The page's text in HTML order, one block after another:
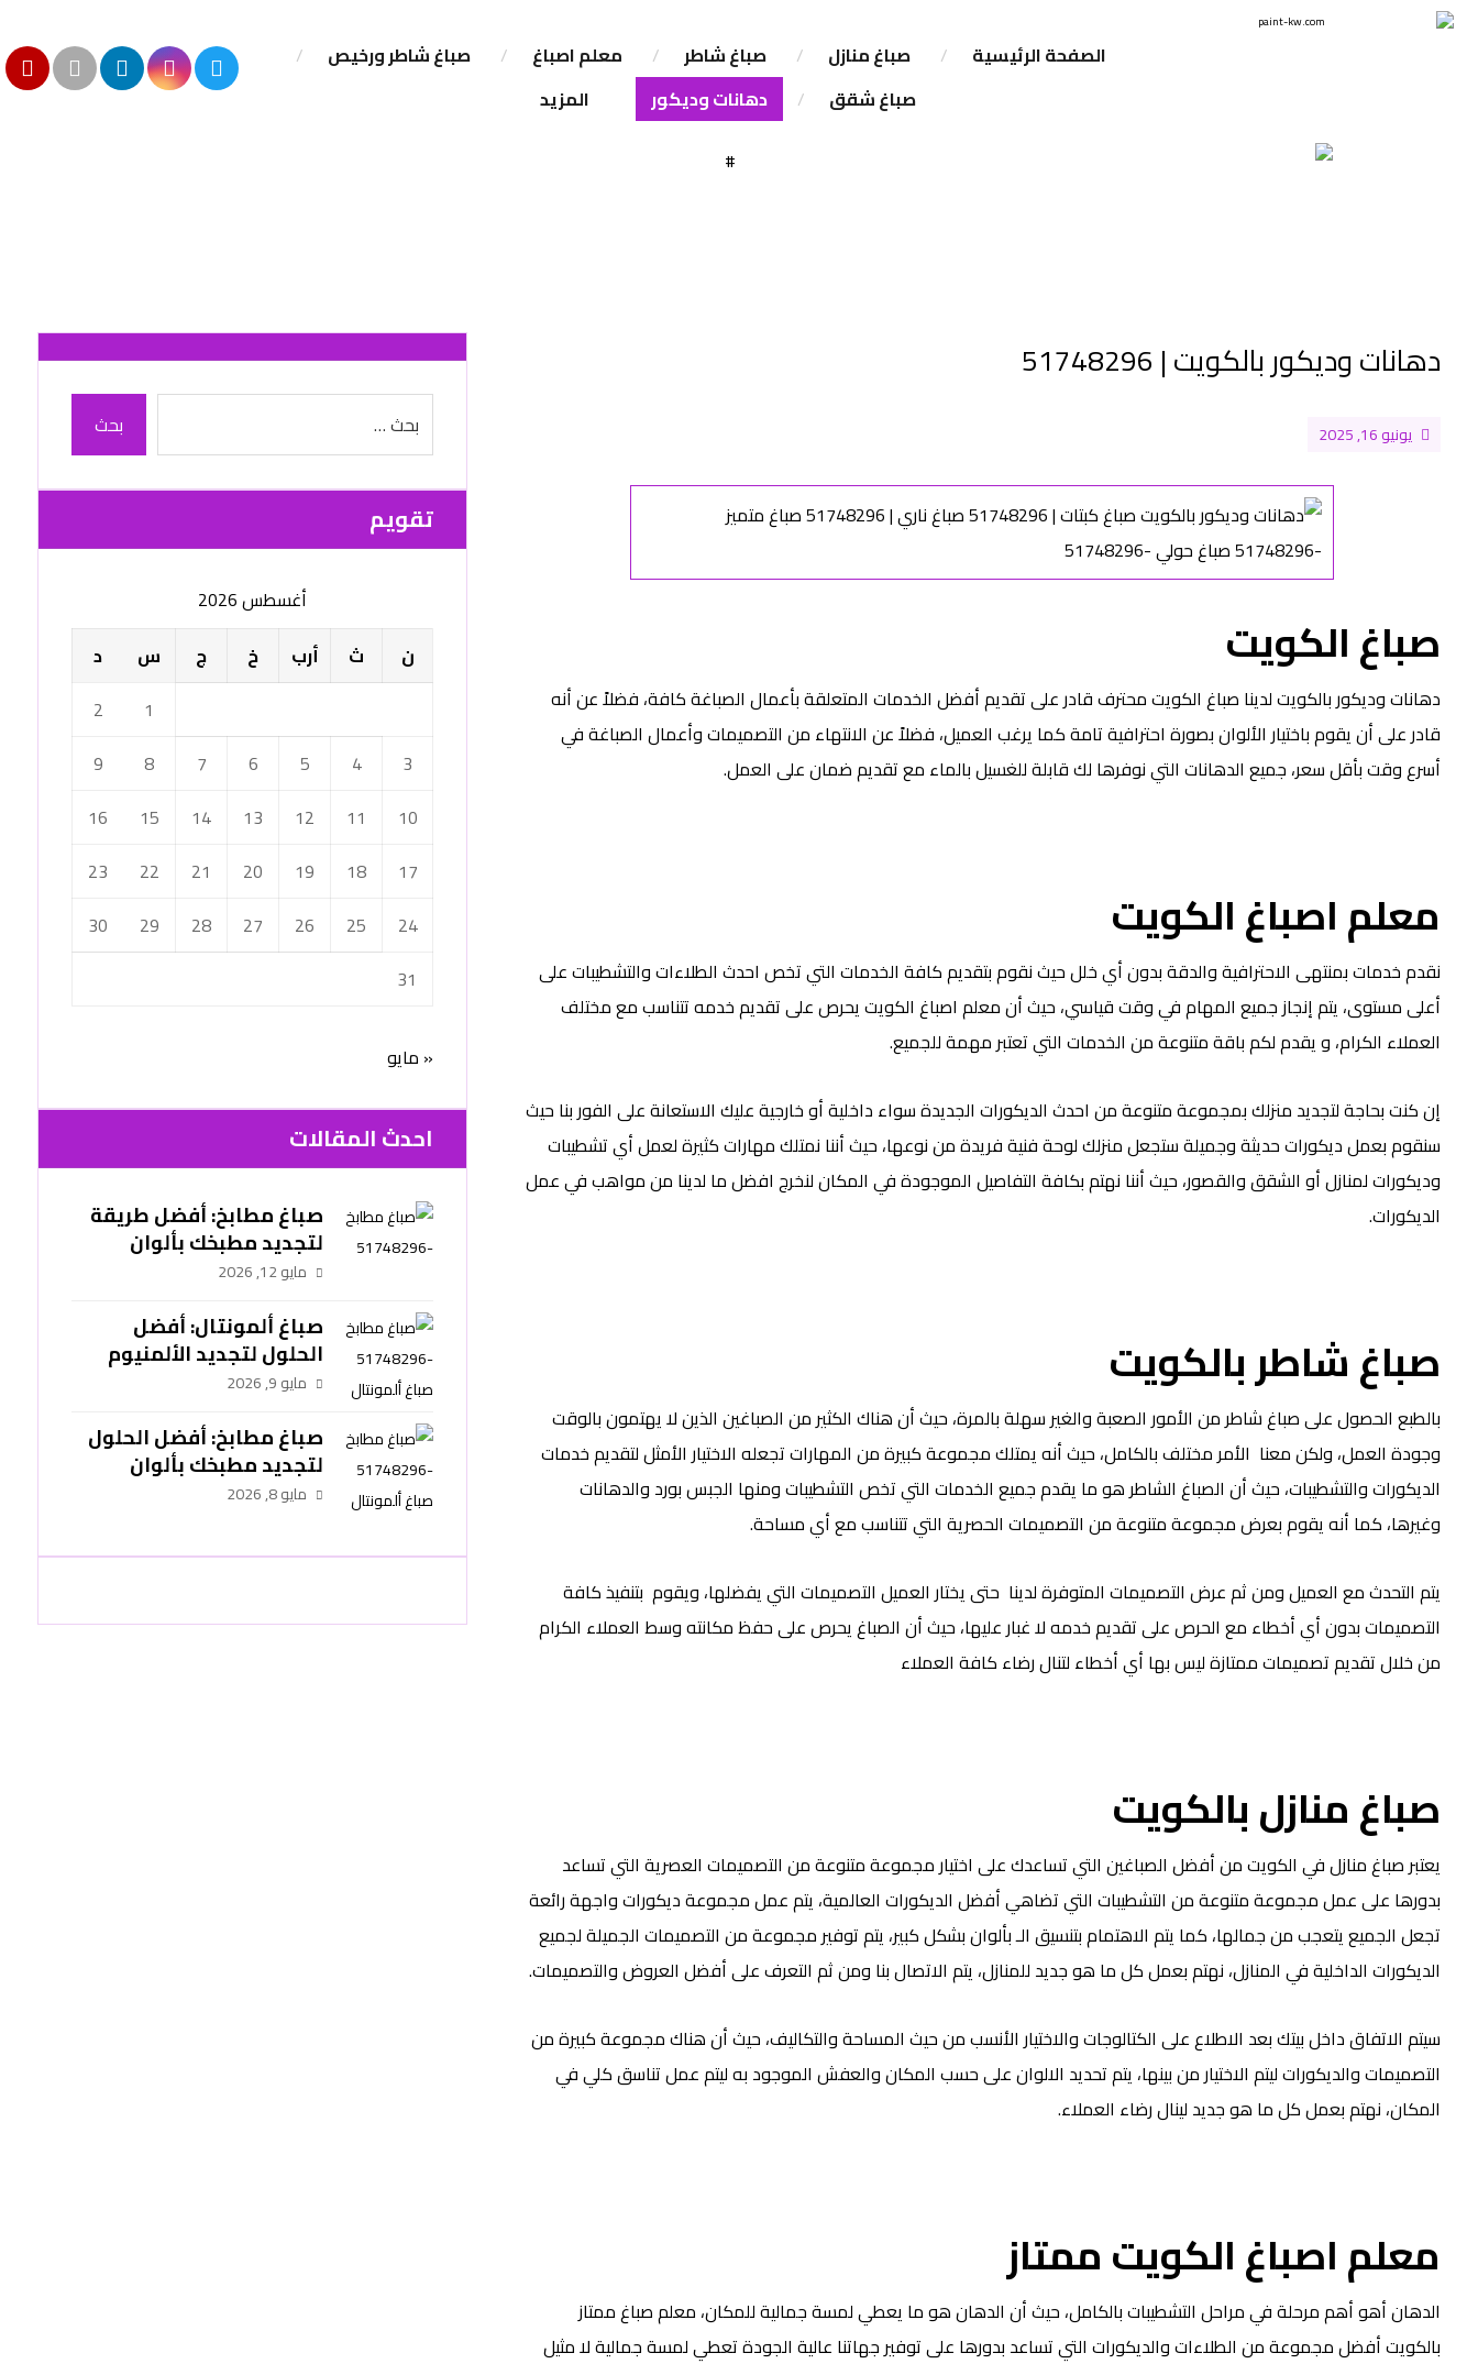
الصفحة الرئيسية صباغ منازل صباغ شاطر معلم اصباغ
صباغ شاطر ورخيص
صباغ شقق
دهانات وديكور المزيد
دهانات وديكور بالكويت | 51748296
يونيو 16, 2025
صباغ الكويت
دهانات وديكور بالكويت لدينا صباغ الكويت محترف قادر على تقديم أفضل الخدمات المتعلقة بأعمال الصباغة كافة، فضلاً عن أنه
قادر على أن يقوم باختيار الألوان بصورة احترافية تامة كما يرغب العميل، فضلاً عن الانتهاء من التصميمات وأعمال الصباغة في
أسرع وقت بأقل سعر، جميع الدهانات التي نوفرها لك قابلة للغسيل بالماء مع تقديم ضمان على العمل.
معلم اصباغ الكويت
نقدم خدمات بمنتهى الاحترافية والدقة بدون أي خلل حيث نقوم بتقديم كافة الخدمات التي تخص احدث الطلاءات والتشطيبات على
أعلى مستوى، يتم إنجاز جميع المهام في وقت قياسي، حيث أن معلم اصباغ الكويت يحرص على تقديم خدمه تتناسب مع مختلف
العملاء الكرام، و يقدم لكم باقة متنوعة من الخدمات التي تعتبر مهمة للجميع.
إن كنت بحاجة لتجديد منزلك بمجموعة متنوعة من احدث الديكورات الجديدة سواء داخلية أو خارجية عليك الاستعانة على الفور بنا حيث
سنقوم بعمل ديكورات حديثة وجميلة ستجعل منزلك لوحة فنية فريدة من نوعها، حيث أننا نمتلك مهارات كثيرة لعمل أي تشطيبات
وديكورات لمنازل أو الشقق والقصور، حيث أننا نهتم بكافة التفاصيل الموجودة في المكان لنخرج افضل ما لدينا من مواهب في عمل
الديكورات.
صباغ شاطر بالكويت
بالطبع الحصول على صباغ شاطر من الأمور الصعبة والغير سهلة بالمرة، حيث أن هناك الكثير من الصباغين الذين لا يهتمون بالوقت
وجودة العمل، ولكن معنا الأمر مختلف بالكامل، حيث أنه يمتلك مجموعة كبيرة من المهارات تجعله الاختيار الأمثل لتقديم خدمات
الديكورات والتشطيبات، حيث أن الصباغ الشاطر هو ما يقدم جميع الخدمات التي تخص التشطيبات ومنها الجبس بورد والدهانات
وغيرها، كما أنه يقوم بعرض مجموعة متنوعة من التصميمات الحصرية التي تتناسب مع أي مساحة.
يتم التحدث مع العميل ومن ثم عرض التصميمات المتوفرة لدينا حتى يختار العميل التصميمات التي يفضلها، ويقوم بتنفيذ كافة
التصميمات بدون أي أخطاء مع الحرص على تقديم خدمه لا غبار عليها، حيث أن الصباغ يحرص على حفظ مكانته وسط العملاء الكرام
من خلال تقديم تصميمات ممتازة ليس بها أي أخطاء لتنال رضاء كافة العملاء
صباغ منازل بالكويت
يعتبر صباغ منازل في الكويت من أفضل الصباغين التي تساعدك على اختيار مجموعة متنوعة من التصميمات العصرية التي تساعد
بدورها على عمل مجموعة متنوعة من التشطيبات التي تضاهي أفضل الديكورات العالمية، يتم عمل مجموعة ديكورات واجهة رائعة
تجعل الجميع يتعجب من جمالها، كما يتم الاهتمام بتنسيق الـ بألوان بشكل كبير، يتم توفير مجموعة من التصميمات الجميلة لجميع
الديكورات الداخلية في المنازل، نهتم بعمل كل ما هو جديد للمنازل، يتم الاتصال بنا ومن ثم التعرف على أفضل العروض والتصميمات.
سيتم الاتفاق داخل بيتك بعد الاطلاع على الكتالوجات والاختيار الأنسب من حيث المساحة والتكاليف، حيث أن هناك مجموعة كبيرة من
التصميمات والديكورات ليتم الاختيار من بينها، يتم تحديد الالوان على حسب المكان والعفش الموجود به ليتم عمل تناسق كلي في
المكان، نهتم بعمل كل ما هو جديد لينال رضاء العملاء.
معلم اصباغ الكويت ممتاز
الدهان أهو أهم مرحلة في مراحل التشطيبات بالكامل، حيث أن الدهان هو ما يعطي لمسة جمالية للمكان، معلم صباغ ممتاز
بالكويت أفضل مجموعة من الطلاءات والديكورات التي تساعد بدورها على توفير جهاتنا عالية الجودة تعطي لمسة جمالية لا مثيل
تقویم
أغسطس 2026
ن
ث أرب خ ج س
د
1
2
3
4
5
6
7
8
9
10
11
12
13
14
15
16
17
18
19
20
21
22
23
24
25
26
27
28
29
30
31
« مايو
احدث المقالات
صباغ مطابخ: أفضل طريقة
لتجديد مطبخك بألوان
عصرية وتشطيب يدوم طويلًا
مايو 12, 2026
صباغ ألمونتال: أفضل
الحلول لتجديد الألمنيوم
بألوان عصرية وتشطيب
مايو 9, 2026
صباغ مطابخ: أفضل الحلول
لتجديد مطبخك بألوان
عصرية وتشطيب احترافي
مايو 8, 2026